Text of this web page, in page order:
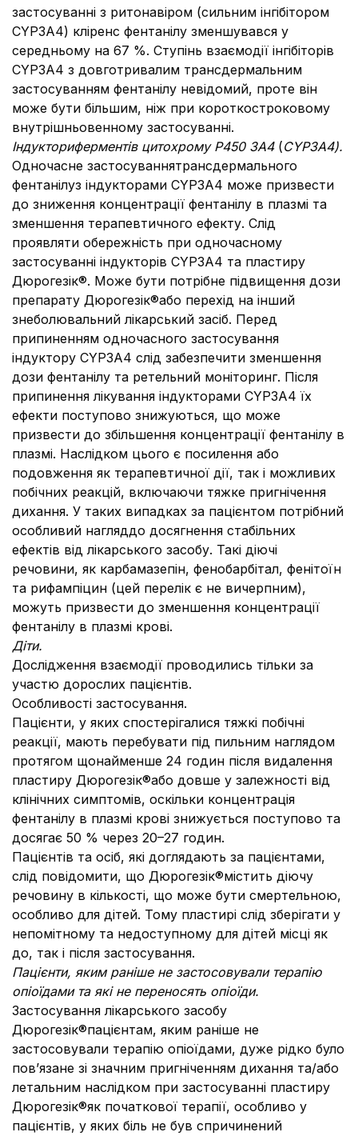
застосуванні з ритонавіром (сильним інгібітором
CYP3A4) кліренс фентанілу зменшувався у
середньому на 67 %. Ступінь взаємодії інгібіторів
CYP3A4 з довготривалим трансдермальним
застосуванням фентанілу невідомий, проте він
може бути більшим, ніж при короткостроковому
внутрішньовенному застосуванні.
Індукториферментів цитохромуР450 3А4(CYP3A4).
Одночасне застосуваннятрансдермального
фентанілуз індукторами CYP3A4 може призвести
до зниження концентрації фентанілу в плазмі та
зменшення терапевтичного ефекту. Слід
проявляти обережність при одночасному
застосуванні індукторів CYP3A4 та пластиру
Дюрогезік®. Може бути потрібне підвищення дози
препарату Дюрогезік®або перехід на інший
знеболювальний лікарський засіб. Перед
припиненням одночасного застосування
індуктору CYP3A4 слід забезпечити зменшення
дози фентанілу та ретельний моніторинг. Після
припинення лікування індукторами CYP3A4 їх
ефекти поступово знижуються, що може
призвести до збільшення концентрації фентанілу в
плазмі. Наслідком цього є посилення або
подовження як терапевтичної дії, так і можливих
побічних реакцій, включаючи тяжке пригнічення
дихання. У таких випадках за пацієнтом потрібний
особливий нагляддо досягнення стабільних
ефектів від лікарського засобу. Такі діючі
речовини, як карбамазепін, фенобарбітал, фенітоїн
та рифампіцин (цей перелік є не вичерпним),
можуть призвести до зменшення концентрації
фентанілу в плазмі крові.
Діти.
Дослідження взаємодії проводились тільки за
участю дорослих пацієнтів.
Особливості застосування.
Пацієнти, у яких спостерігалися тяжкі побічні
реакції, мають перебувати під пильним наглядом
протягом щонайменше 24 годин після видалення
пластиру Дюрогезік®або довше у залежності від
клінічних симптомів, оскільки концентрація
фентанілу в плазмі крові знижується поступово та
досягає 50 % через 20–27 годин.
Пацієнтів та осіб, які доглядають за пацієнтами,
слід повідомити, що Дюрогезік®містить діючу
речовину в кількості, що може бути смертельною,
особливо для дітей. Тому пластирі слід зберігати у
непомітному та недоступному для дітей місці як
до, так і після застосування.
Пацієнти, яким раніше не застосовували терапію
опіоїдами та які не переносять опіоїди.
Застосування лікарського засобу
Дюрогезік®пацієнтам, яким раніше не
застосовували терапію опіоїдами, дуже рідко було
пов’язане зі значним пригніченням дихання та/або
летальним наслідком при застосуванні пластиру
Дюрогезік®як початкової терапії, особливо у
пацієнтів, у яких біль не був спричинений